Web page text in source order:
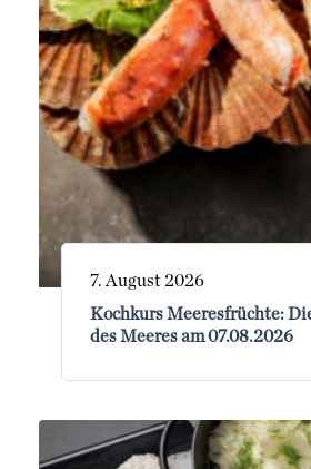
7. August 2026
Kochkurs Meeresfrüchte:
des Meeres am 07.08.2026